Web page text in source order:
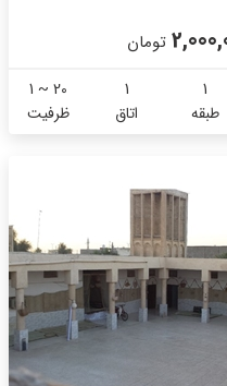
تومان
1
طبقه
1
اتاق
1 ~ 20
ظرفیت